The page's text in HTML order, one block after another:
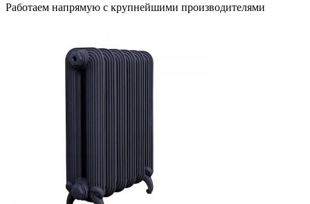
Работаем напрямую с крупнейшими производителями